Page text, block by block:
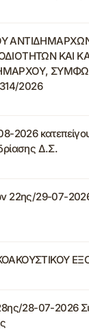
ΚΑΙ
2026
2026
Δ.Σ.
22ης/29-07-2026
28-07-2026